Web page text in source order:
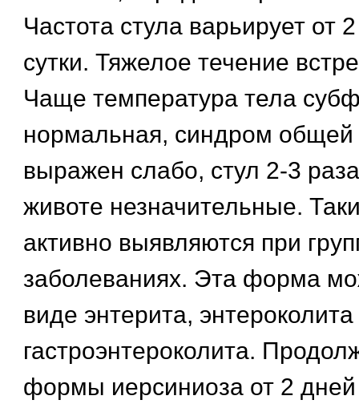
Частота стула варьирует от
сутки. Тяжелое течение
Чаще температура тела
нормальная, синдром общей
выражен слабо, стул 2-3
животе незначительные.
активно выявляются при
заболеваниях. Эта форма
виде энтерита, энтероколита
гастроэнтероколита.
формы иерсиниоза от 2